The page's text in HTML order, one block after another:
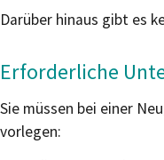
Darüber hinaus gibt es
Erforderliche
Sie müssen bei einer
vorlegen: